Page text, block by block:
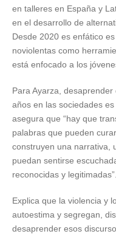
en talleres en España y
en el desarrollo de
Desde 2020 es enfático
noviolentas como
está enfocado a los
Para Ayarza,
años en las sociedades
asegura que “hay que
palabras que pueden
construyen una narrativa,
puedan sentirse
reconocidas y legitimadas”.
Explica que la violencia y
autoestima y segregan,
desaprender esos